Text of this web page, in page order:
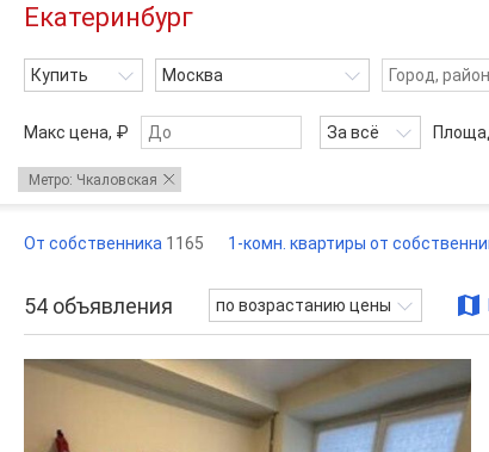
Екатеринбург
Купить Москва
Макс цена, ₽ За всё
Метро: Чкаловская
От собственника 1165 1-комн. квартиры от
54 объявления по возрастанию цены